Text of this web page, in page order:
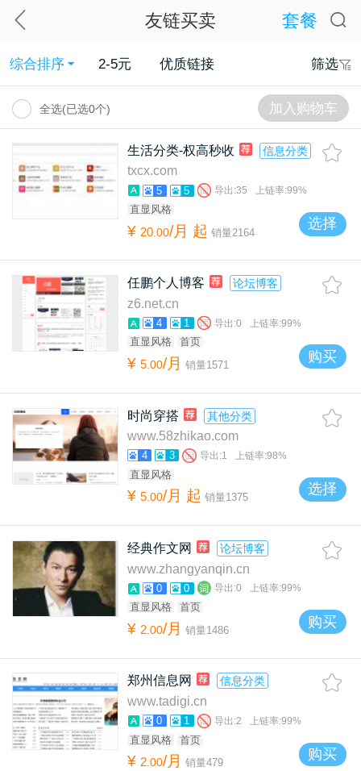
友链买卖 套餐
综合排序 2-5元 优质链接 筛选
全选(已选0个) 加入购物车
生活分类-权高秒收 信息分类
txcx.com
5 5 导出:35 上链率:99%
直显风格
¥ 20 .00/月 起 销量2164
选择
任鹏个人博客 论坛博客
z6.net.cn
4 1 导出:0 上链率:99%
直显风格 首页
¥ 5 .00/月 销量1571
购买
时尚穿搭 其他分类
www.58zhikao.com
4 3 导出:1 上链率:98%
直显风格
¥ 5.00/月 起 销量1375
选择
经典作文网 论坛博客
www.zhangyanqin.cn
0 0 导出:0 上链率:99%
直显风格 首页
¥ 2 .00/月 销量1486
购买
郑州信息网 信息分类
www.tadigi.cn
0 1 导出:2 上链率:99%
直显风格 首页
¥ 2.00/月 销量479
购买